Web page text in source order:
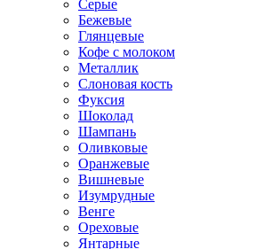
Серые
Бежевые
Глянцевые
Кофе с молоком
Металлик
Слоновая кость
Фуксия
Шоколад
Шампань
Оливковые
Оранжевые
Вишневые
Изумрудные
Венге
Ореховые
Янтарные